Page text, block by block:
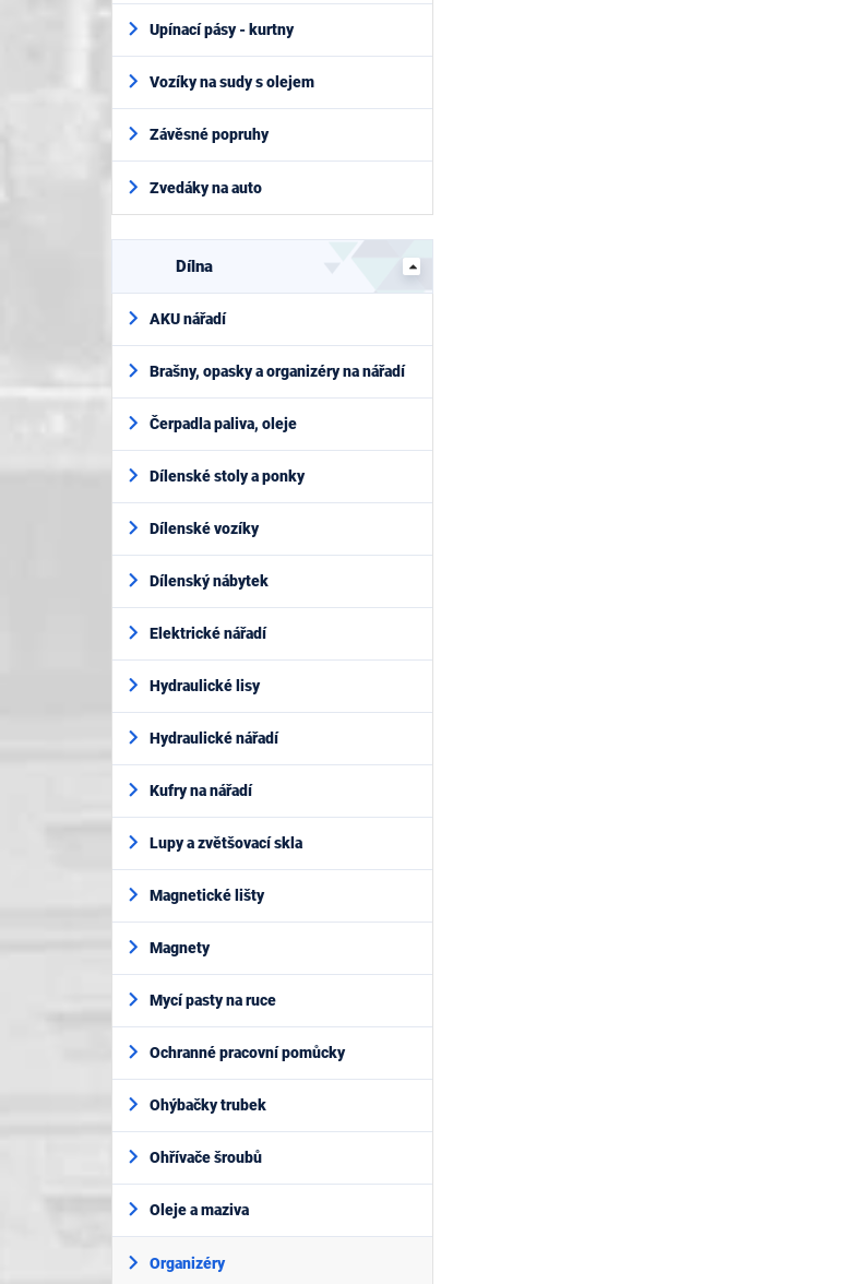
Upínací pásy - kurtny
Vozíky na sudy s olejem
Závěsné popruhy
Zvedáky na auto
Dílna
AKU nářadí
Brašny, opasky a organizéry na nářadí
Čerpadla paliva, oleje
Dílenské stoly a ponky
Dílenské vozíky
Dílenský nábytek
Elektrické nářadí
Hydraulické lisy
Hydraulické nářadí
Kufry na nářadí
Lupy a zvětšovací skla
Magnetické lišty
Magnety
Mycí pasty na ruce
Ochranné pracovní pomůcky
Ohýbačky trubek
Ohřívače šroubů
Oleje a maziva
Organizéry